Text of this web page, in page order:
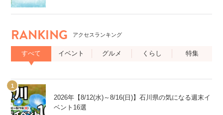
RANKING アクセスランキング
すべて イベント グルメ くらし 特集
2026年【8/12(水)～8/16(日)】石川県の気になる週末イ
ベント16選